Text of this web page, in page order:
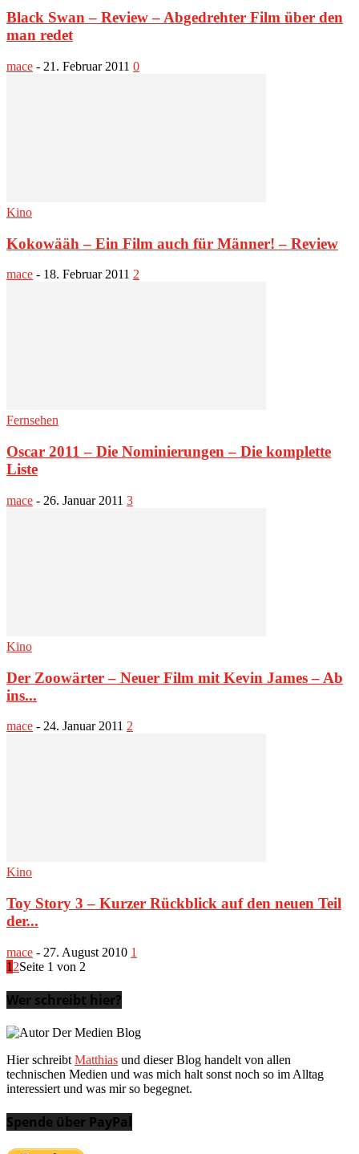
Black Swan – Review – Abgedrehter Film über den
man redet
mace - 21. Februar 2011 0
Kino
Kokowääh – Ein Film auch für Männer! – Review
mace - 18. Februar 2011 2
Fernsehen
Oscar 2011 – Die Nominierungen – Die komplette
Liste
mace - 26. Januar 2011 3
Kino
Der Zoowärter – Neuer Film mit Kevin James – Ab
ins...
mace - 24. Januar 2011 2
Kino
Toy Story 3 – Kurzer Rückblick auf den neuen Teil
der...
mace - 27. August 2010 1
1 2Seite 1 von 2
Wer schreibt hier?
Hier schreibt Matthias und dieser Blog handelt von allen
technischen Medien und was mich halt sonst noch so im Alltag
interessiert und was mir so begegnet.
Spende über PayPal